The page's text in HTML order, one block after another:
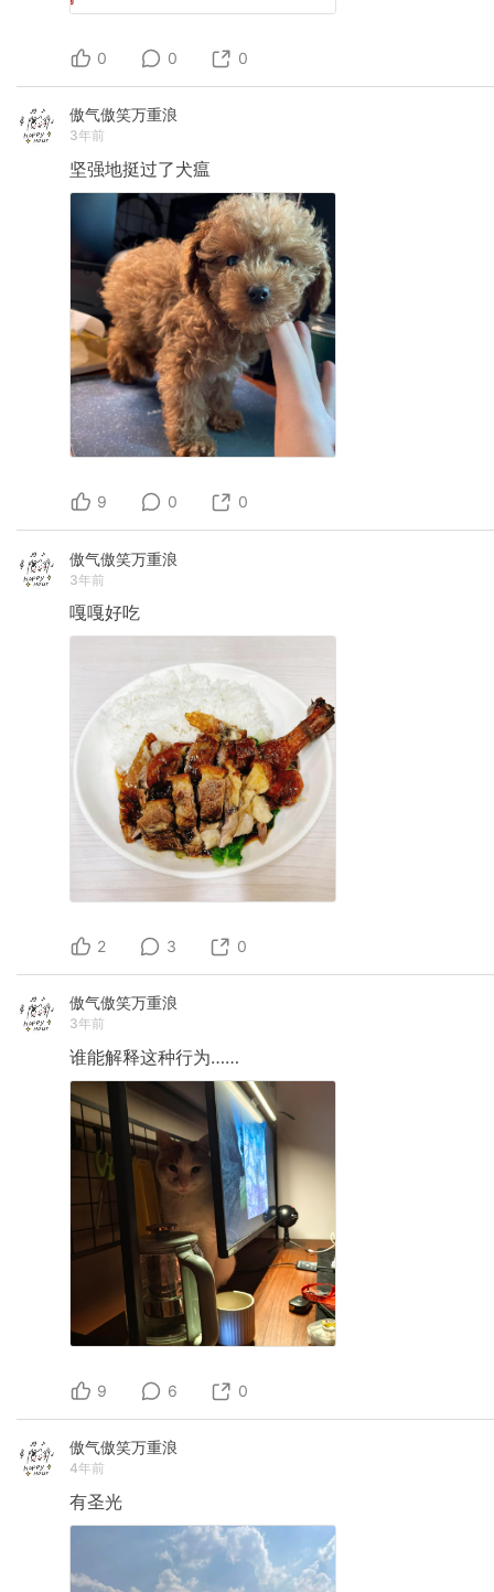
0 0 0
傲气傲笑万重浪
3年前
坚强地挺过了犬瘟
9 0 0
傲气傲笑万重浪
3年前
嘎嘎好吃
2 3 0
傲气傲笑万重浪
3年前
谁能解释这种行为……
9 6 0
傲气傲笑万重浪
4年前
有圣光